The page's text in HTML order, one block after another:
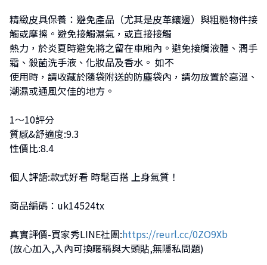
精緻皮具保養：避免產品（尤其是皮革鑲邊）與粗糙物件接
觸或摩擦。避免接觸濕氣，或直接接觸
熱力，於炎夏時避免將之留在車廂內。避免接觸液體、潤手
霜、殺菌洗手液、化妝品及香水。 如不
使用時，請收藏於隨袋附送的防塵袋內，請勿放置於高溫、
潮濕或通風欠佳的地方。
1～10評分
質感&舒適度:9.3
性價比:8.4
個人評語:款式好看 時髦百搭 上身氣質！
商品編碼：uk14524tx
真實評價-買家秀LINE社團:https://reurl.cc/0ZO9Xb
(放心加入,入內可換暱稱與大頭貼,無隱私問題)